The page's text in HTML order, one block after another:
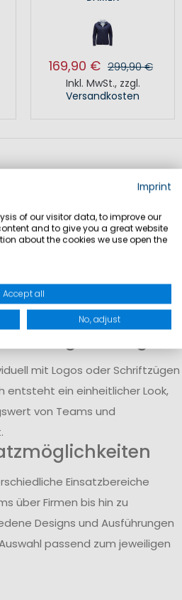
169,90 € 299,90 €
Inkl. MwSt., zzgl.
Versandkosten
für einen
sind zentrale Bestandteile für
auf dem Wasser sowie für
Alltag.
mit Logos oder Schriftzügen
entsteht ein einheitlicher Look,
von Teams und
Einsatzbereiche
über Firmen bis hin zu
Designs und Ausführungen
passend zum jeweiligen
Imprint
of our visitor data, to improve our
and to give you a great website
about the cookies we use open the
Accept all
No, adjust